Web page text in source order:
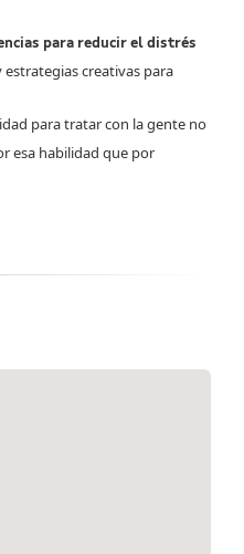
para reducir el distrés
creativas para
para tratar con la gente no
esa habilidad que por